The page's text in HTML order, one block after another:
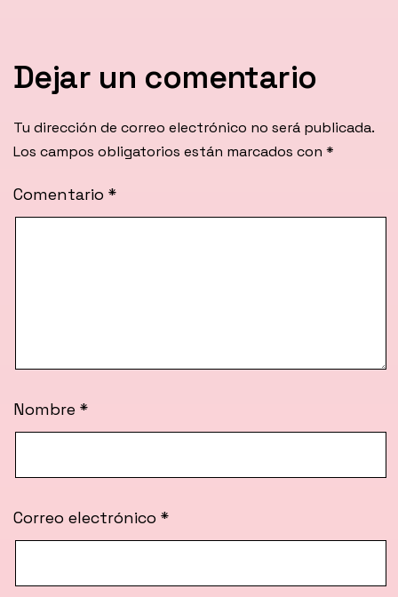
Dejar un comentario
Tu dirección de correo electrónico no será publicada.
Los campos obligatorios están marcados con *
Comentario *
Nombre *
Correo electrónico *